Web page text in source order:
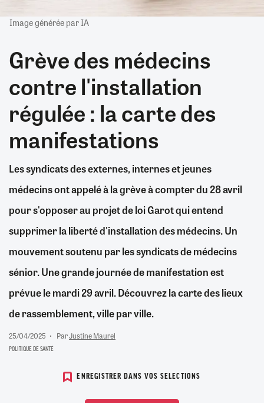
Image générée par IA
Grève des médecins
contre l'installation
régulée : la carte des
manifestations
Les syndicats des externes, internes et jeunes
médecins ont appelé à la grève à compter du 28 avril
pour s'opposer au projet de loi Garot qui entend
supprimer la liberté d'installation des médecins. Un
mouvement soutenu par les syndicats de médecins
sénior. Une grande journée de manifestation est
prévue le mardi 29 avril. Découvrez la carte des lieux
de rassemblement, ville par ville.
25/04/2025 ParJustine Maurel
POLITIQUE DE SANTÉ
ENREGISTRER DANS VOS SELECTIONS